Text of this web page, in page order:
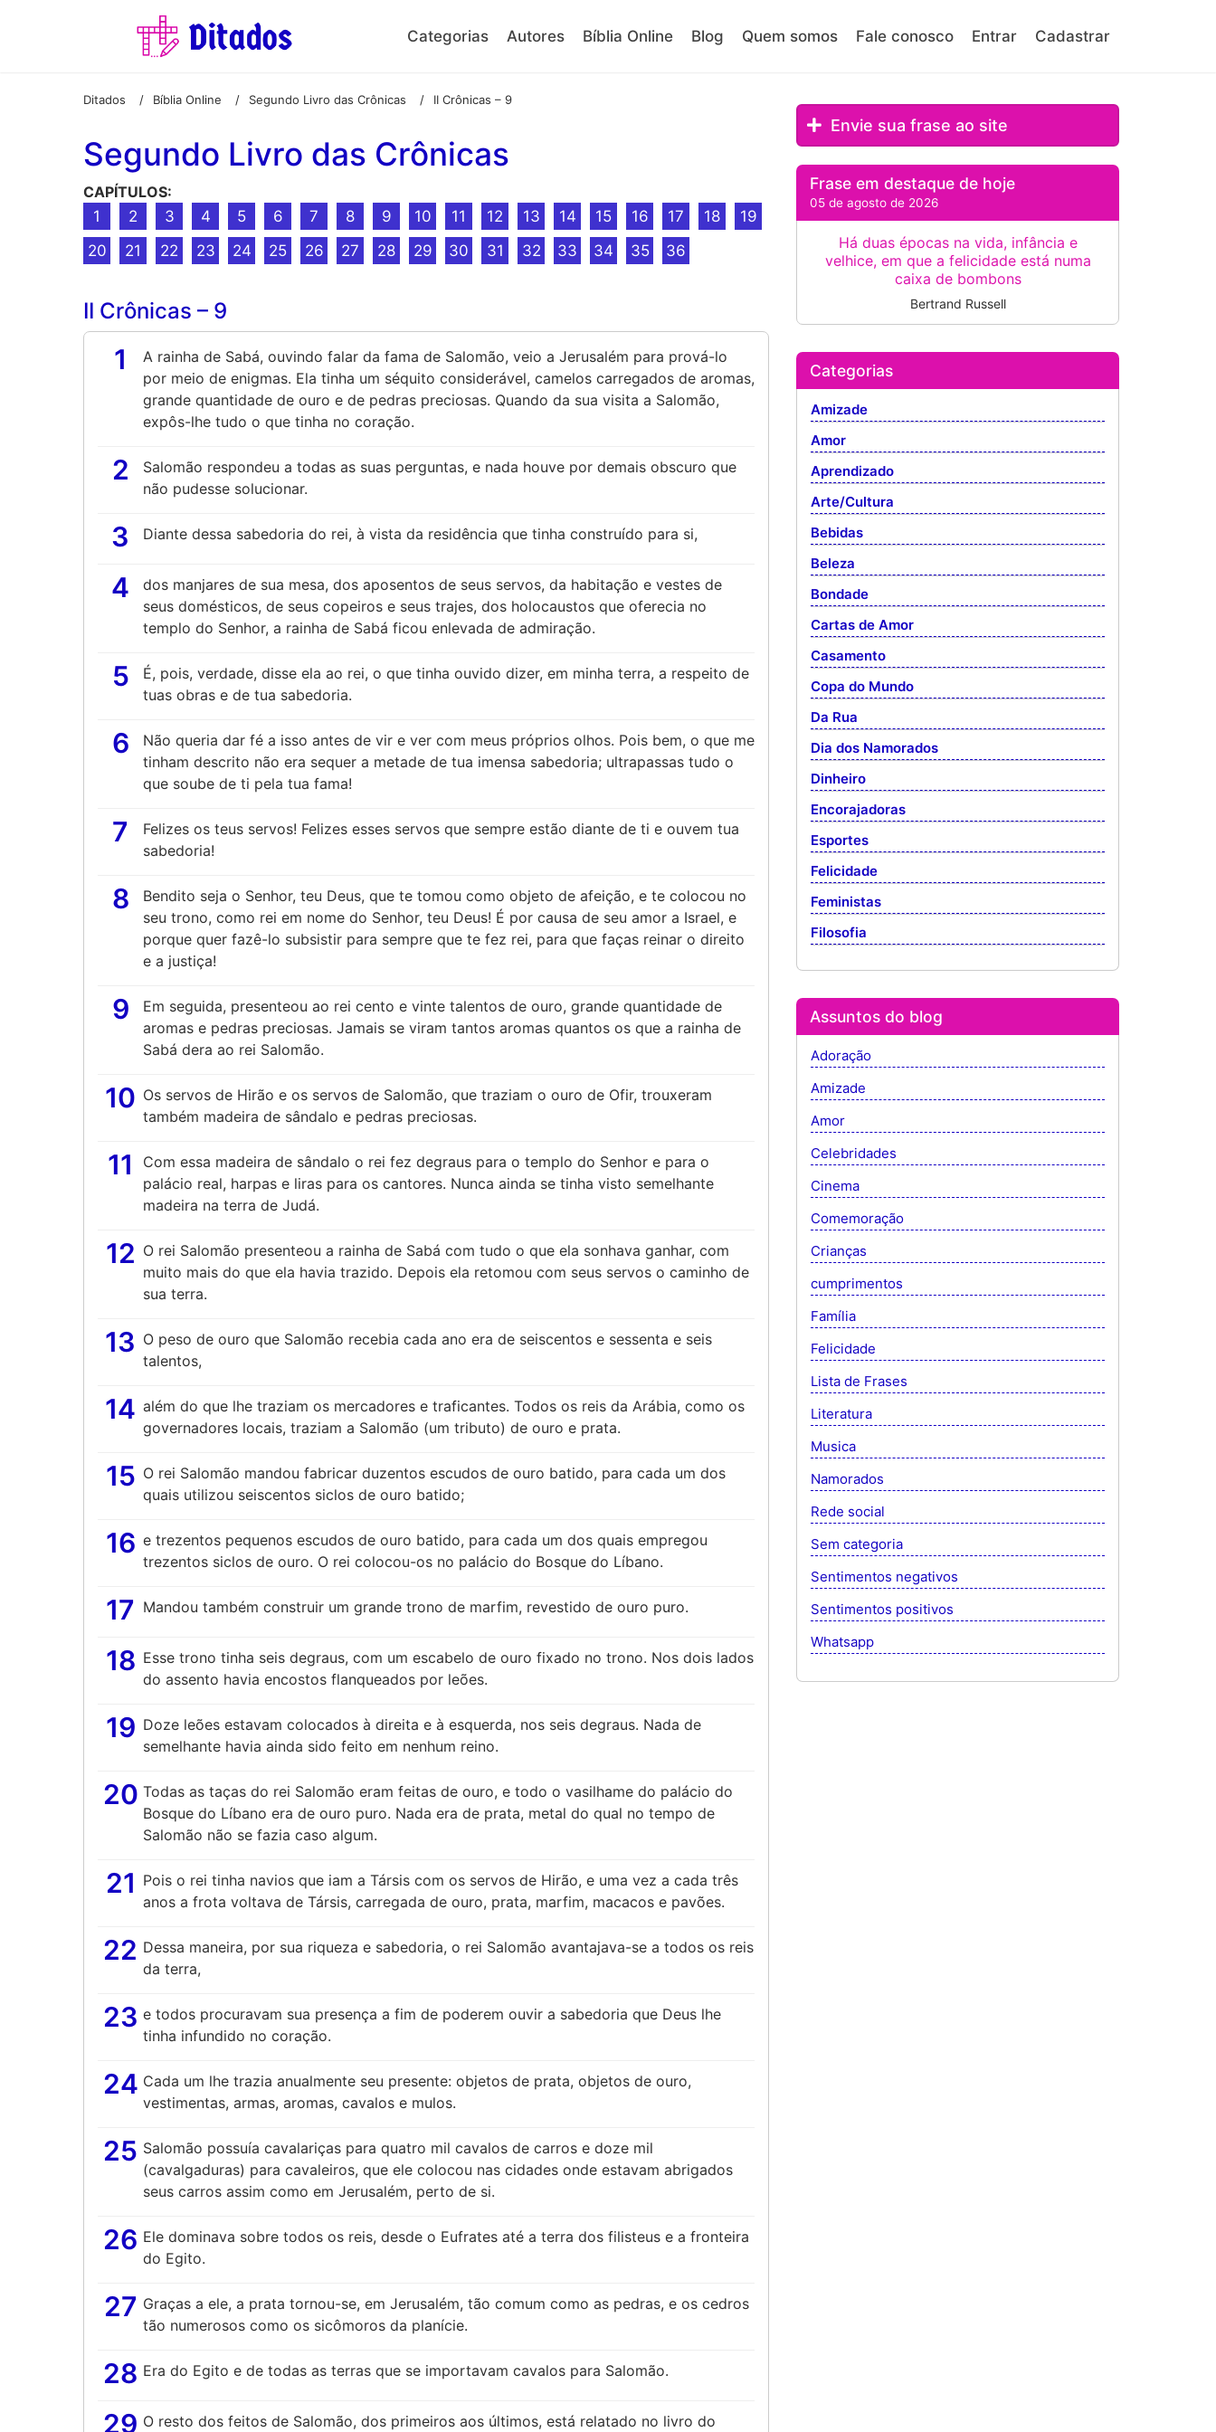
Categorias Autores Bíblia Online Blog Quem somos Fale conosco Entrar Cadastrar
Ditados / Bíblia Online / Segundo Livro das Crônicas / II Crônicas – 9
Segundo Livro das Crônicas
CAPÍTULOS:
1
2 3 4 5 6 7 8 9 10 11 12 13 14 15 16 17 18
19
20
21 22 23 24 25 26 27 28 29 30 31 32 33 34 35 36
II Crônicas – 9
1
A rainha de Sabá, ouvindo falar da fama de Salomão, veio a Jerusalém para prová-lo
por meio de enigmas. Ela tinha um séquito considerável, camelos carregados de aromas,
grande quantidade de ouro e de pedras preciosas. Quando da sua visita a Salomão,
expôs-lhe tudo o que tinha no coração.
2
Salomão respondeu a todas as suas perguntas, e nada houve por demais obscuro que
não pudesse solucionar.
3 Diante dessa sabedoria do rei, à vista da residência que tinha construído para si,
4
dos manjares de sua mesa, dos aposentos de seus servos, da habitação e vestes de
seus domésticos, de seus copeiros e seus trajes, dos holocaustos que oferecia no
templo do Senhor, a rainha de Sabá ficou enlevada de admiração.
5
É, pois, verdade, disse ela ao rei, o que tinha ouvido dizer, em minha terra, a respeito de
tuas obras e de tua sabedoria.
6
Não queria dar fé a isso antes de vir e ver com meus próprios olhos. Pois bem, o que me
tinham descrito não era sequer a metade de tua imensa sabedoria; ultrapassas tudo o
que soube de ti pela tua fama!
7
Felizes os teus servos! Felizes esses servos que sempre estão diante de ti e ouvem tua
sabedoria!
8
Bendito seja o Senhor, teu Deus, que te tomou como objeto de afeição, e te colocou no
seu trono, como rei em nome do Senhor, teu Deus! É por causa de seu amor a Israel, e
porque quer fazê-lo subsistir para sempre que te fez rei, para que faças reinar o direito
e a justiça!
9
Em seguida, presenteou ao rei cento e vinte talentos de ouro, grande quantidade de
aromas e pedras preciosas. Jamais se viram tantos aromas quantos os que a rainha de
Sabá dera ao rei Salomão.
10 Os servos de Hirão e os servos de Salomão, que traziam o ouro de Ofir, trouxeram
também madeira de sândalo e pedras preciosas.
11
Com essa madeira de sândalo o rei fez degraus para o templo do Senhor e para o
palácio real, harpas e liras para os cantores. Nunca ainda se tinha visto semelhante
madeira na terra de Judá.
12 O rei Salomão presenteou a rainha de Sabá com tudo o que ela sonhava ganhar, com
muito mais do que ela havia trazido. Depois ela retomou com seus servos o caminho de
sua terra.
13 O peso de ouro que Salomão recebia cada ano era de seiscentos e sessenta e seis
talentos,
14 além do que lhe traziam os mercadores e traficantes. Todos os reis da Arábia, como os
governadores locais, traziam a Salomão (um tributo) de ouro e prata.
15 O rei Salomão mandou fabricar duzentos escudos de ouro batido, para cada um dos
quais utilizou seiscentos siclos de ouro batido;
16 e trezentos pequenos escudos de ouro batido, para cada um dos quais empregou
trezentos siclos de ouro. O rei colocou-os no palácio do Bosque do Líbano.
17 Mandou também construir um grande trono de marfim, revestido de ouro puro.
18 Esse trono tinha seis degraus, com um escabelo de ouro fixado no trono. Nos dois lados
do assento havia encostos flanqueados por leões.
19 Doze leões estavam colocados à direita e à esquerda, nos seis degraus. Nada de
semelhante havia ainda sido feito em nenhum reino.
20 Todas as taças do rei Salomão eram feitas de ouro, e todo o vasilhame do palácio do
Bosque do Líbano era de ouro puro. Nada era de prata, metal do qual no tempo de
Salomão não se fazia caso algum.
21 Pois o rei tinha navios que iam a Társis com os servos de Hirão, e uma vez a cada três
anos a frota voltava de Társis, carregada de ouro, prata, marfim, macacos e pavões.
22 Dessa maneira, por sua riqueza e sabedoria, o rei Salomão avantajava-se a todos os reis
da terra,
23 e todos procuravam sua presença a fim de poderem ouvir a sabedoria que Deus lhe
tinha infundido no coração.
24 Cada um lhe trazia anualmente seu presente: objetos de prata, objetos de ouro,
vestimentas, armas, aromas, cavalos e mulos.
25 Salomão possuía cavalariças para quatro mil cavalos de carros e doze mil
(cavalgaduras) para cavaleiros, que ele colocou nas cidades onde estavam abrigados
seus carros assim como em Jerusalém, perto de si.
26 Ele dominava sobre todos os reis, desde o Eufrates até a terra dos filisteus e a fronteira
do Egito.
27 Graças a ele, a prata tornou-se, em Jerusalém, tão comum como as pedras, e os cedros
tão numerosos como os sicômoros da planície.
28 Era do Egito e de todas as terras que se importavam cavalos para Salomão.
29 O resto dos feitos de Salomão, dos primeiros aos últimos, está relatado no livro do
Envie sua frase ao site
Frase em destaque de hoje
05 de agosto de 2026
Há duas épocas na vida, infância e
velhice, em que a felicidade está numa
caixa de bombons
Bertrand Russell
Categorias
Amizade
Amor
Aprendizado
Arte/Cultura
Bebidas
Beleza
Bondade
Cartas de Amor
Casamento
Copa do Mundo
Da Rua
Dia dos Namorados
Dinheiro
Encorajadoras
Esportes
Felicidade
Feministas
Filosofia
Assuntos do blog
Adoração
Amizade
Amor
Celebridades
Cinema
Comemoração
Crianças
cumprimentos
Família
Felicidade
Lista de Frases
Literatura
Musica
Namorados
Rede social
Sem categoria
Sentimentos negativos
Sentimentos positivos
Whatsapp